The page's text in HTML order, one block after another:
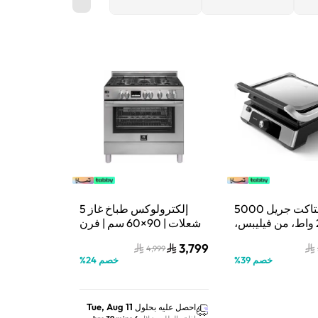
شواية كونتاكت جريل 5000
- 2200 واط، من فيليبس،
ارتفاع قابل للتعديل،
قابلة للإزالة، طاقة
خصم 39
%
إلكترولوكس طباخ غاز 5
شعلات | 90×60 سم | فرن
تلقائي ونظام أمان
الثرموكوبل – فضي –
3,799
4,999
خصم 24
%
احصل عليه بحلول Tue, Aug 11